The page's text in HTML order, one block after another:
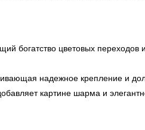
богатство цветовых
надежное крепление и
картине шарма и